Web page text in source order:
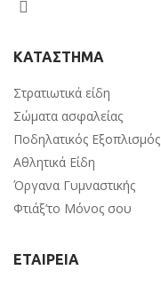
ΚΑΤΑΣΤΗΜΑ
Στρατιωτικά είδη
Σώματα ασφαλείας
Ποδηλατικός Εξοπλισμός
Αθλητικά Είδη
Όργανα Γυμναστικής
Φτιάξ’το Μόνος σου
ΕΤΑΙΡΕΙΑ